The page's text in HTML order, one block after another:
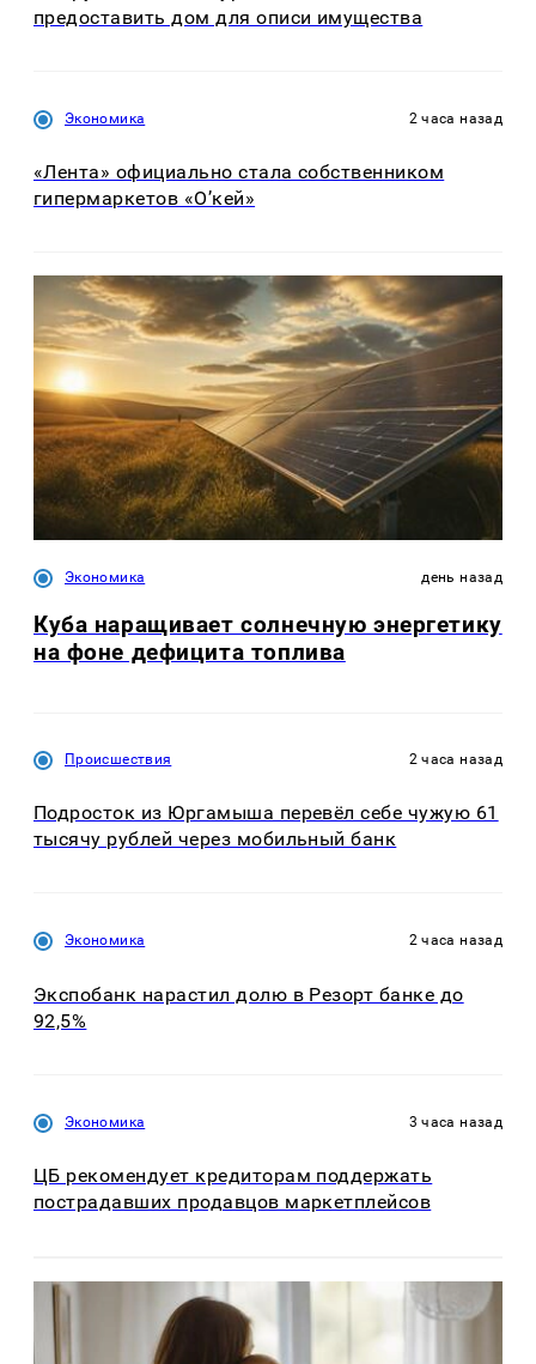
предоставить дом для описи имущества
Экономика 2 часа назад
«Лента» официально стала собственником
гипермаркетов «О’кей»
Экономика день назад
Куба наращивает солнечную энергетику
на фоне дефицита топлива
Происшествия 2 часа назад
Подросток из Юргамыша перевёл себе чужую 61
тысячу рублей через мобильный банк
Экономика 2 часа назад
Экспобанк нарастил долю в Резорт банке до
92,5%
Экономика 3 часа назад
ЦБ рекомендует кредиторам поддержать
пострадавших продавцов маркетплейсов